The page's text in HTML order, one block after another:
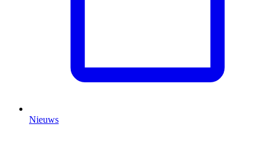
Nieuws